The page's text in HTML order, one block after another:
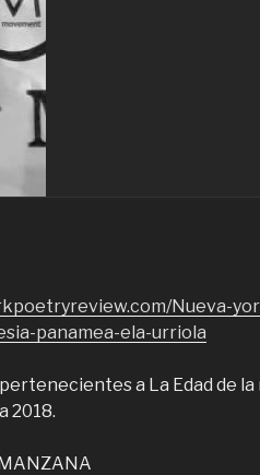
Nueva-
panamea-ela-urriola
a La Edad de la
2018.